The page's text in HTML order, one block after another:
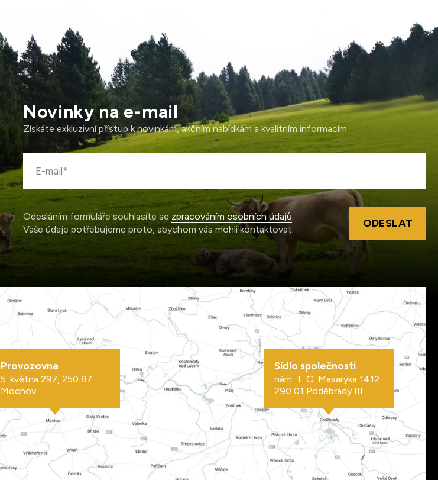
Novinky na e-mail
Získáte exkluzivní přístup k novinkám, akčním nabídkám a kvalitním informacím.
Odesláním formuláře souhlasíte se zpracováním osobních údajů.
Vaše údaje potřebujeme proto, abychom vás mohli kontaktovat.
ODESLAT
Provozovna
5. května 297, 250 87
Mochov
Sídlo společnosti
nám. T. G. Masaryka 1412
290 01 Poděbrady III